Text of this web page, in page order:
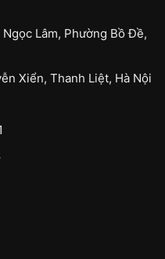
Lâm, Phường Bồ Đề,
Xiển, Thanh Liệt, Hà Nội